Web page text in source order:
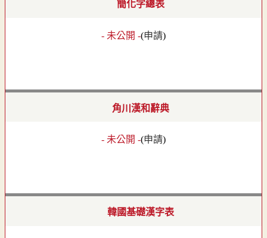
簡化字總表
- 未公開 -(申請)
角川漢和辭典
- 未公開 -(申請)
韓國基礎漢字表